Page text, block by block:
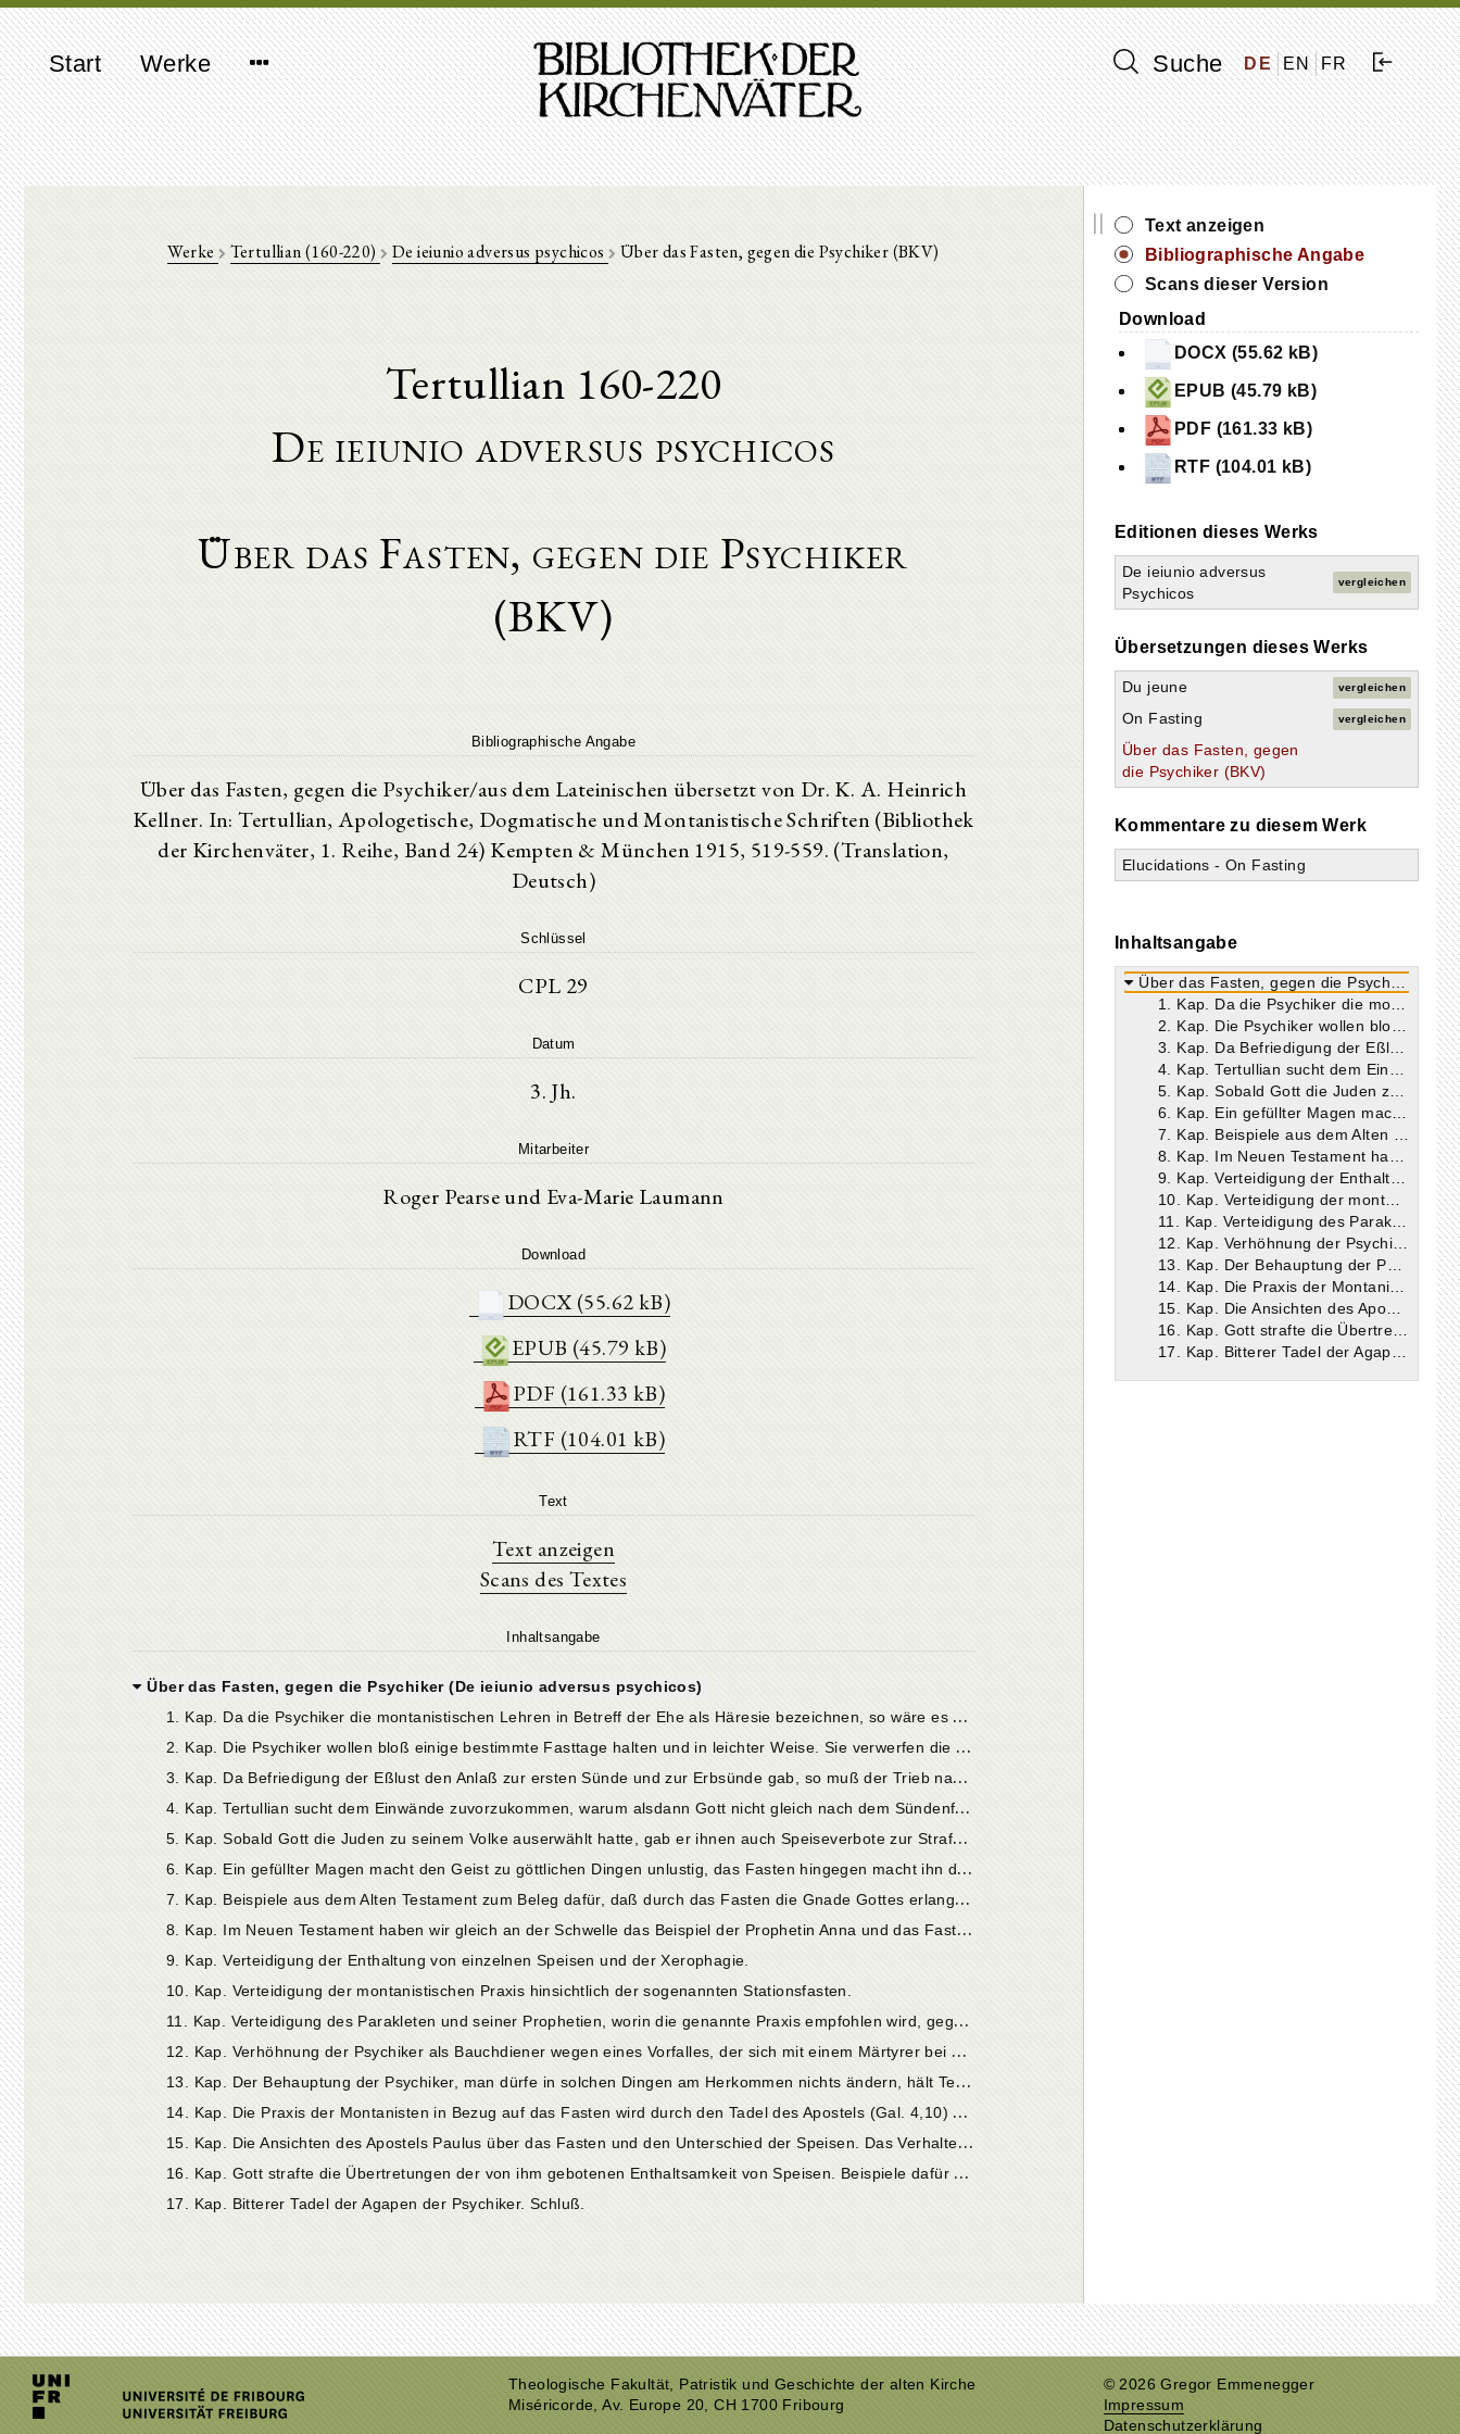
Start Werke Suche DE EN FR
Werke Tertullian (160-220) De ieiunio adversus psychicos Über das Fasten, gegen die Psychiker (BKV)
Tertullian 160-220
De ieiunio adversus psychicos
Über das Fasten, gegen die Psychiker
(BKV)
Bibliographische Angabe
Über das Fasten, gegen die Psychiker/aus dem Lateinischen übersetzt von Dr. K. A. Heinrich
Kellner. In: Tertullian, Apologetische, Dogmatische und Montanistische Schriften (Bibliothek
der Kirchenväter, 1. Reihe, Band 24) Kempten & München 1915, 519-559. (Translation,
Deutsch)
Schlüssel
CPL 29
Datum
3. Jh.
Mitarbeiter
Roger Pearse und Eva-Marie Laumann
Download
DOCX (55.62 kB)
EPUB (45.79 kB)
PDF (161.33 kB)
RTF (104.01 kB)
Text
Text anzeigen
Scans des Textes
Inhaltsangabe
Über das Fasten, gegen die Psychiker (De ieiunio adversus psychicos)
1
. Kap. Da die Psychiker die montanistischen Lehren in Betreff der Ehe als Häresie bezeichnen, so wäre es zu verwundern, wenn sie nicht dasselbe hinsichtlich der strengeren Fasten täten; denn Fleischeslust und Gaumenlust hängen aufs engste zusammen und bedingen einander.
2
. Kap. Die Psychiker wollen bloß einige bestimmte Fasttage halten und in leichter Weise. Sie verwerfen die Stationsfasten und besonders die Xerophagien als häretische Neuerung. Tertullian verhöhnt ihre Ansichten.
3
. Kap. Da Befriedigung der Eßlust den Anlaß zur ersten Sünde und zur Erbsünde gab, so muß der Trieb nach Speise und Trank in besonders energischer Weise gezügelt werden.
4
. Kap. Tertullian sucht dem Einwände zuvorzukommen, warum alsdann Gott nicht gleich nach dem Sündenfalle die sündhafte Schwäche des Menschen durch ein umfassendes Fastengebot zu heilen bestrebt gewesen sei.
5
. Kap. Sobald Gott die Juden zu seinem Volke auserwählt hatte, gab er ihnen auch Speiseverbote zur Strafe für ihre Gier.
6
. Kap. Ein gefüllter Magen macht den Geist zu göttlichen Dingen unlustig, das Fasten hingegen macht ihn dafür empfänglich.
7
. Kap. Beispiele aus dem Alten Testament zum Beleg dafür, daß durch das Fasten die Gnade Gottes erlangt wird.
8
. Kap. Im Neuen Testament haben wir gleich an der Schwelle das Beispiel der Prophetin Anna und das Fasten Christi.
9. Kap. Verteidigung der Enthaltung von einzelnen Speisen und der Xerophagie.
10. Kap. Verteidigung der montanistischen Praxis hinsichtlich der sogenannten Stationsfasten.
1
1. Kap. Verteidigung des Parakleten und seiner Prophetien, worin die genannte Praxis empfohlen wird, gegen den Vorwurf der Neuheit, der Häresie und diabolischer Inspiration.
1
2. Kap. Verhöhnung der Psychiker als Bauchdiener wegen eines Vorfalles, der sich mit einem Märtyrer bei der letzten Verfolgung zugetragen haben soll.
1
3. Kap. Der Behauptung der Psychiker, man dürfe in solchen Dingen am Herkommen nichts ändern, hält Tertullian ihre eigene Praxis entgegen, wonach die Bischöfe Fasttage anordnen. Auch bei Abhaltung von Konzilien wird gefastet. Die Konzilien in den griechischen Landesteilen.
1
4. Kap. Die Praxis der Montanisten in Bezug auf das Fasten wird durch den Tadel des Apostels (Gal. 4,10) nicht getroffen. Sie unterscheidet sich nicht einmal wesentlich von der der Psychiker oder überhaupt der in der Kirche herkömmlichen Praxis.
1
5. Kap. Die Ansichten des Apostels Paulus über das Fasten und den Unterschied der Speisen. Das Verhalten des Herrn in dieser Hinsicht.
1
6. Kap. Gott strafte die Übertretungen der von ihm gebotenen Enthaltsamkeit von Speisen. Beispiele dafür aus dem Alten Testament. Sogar Heiden und Juden üben sie und stehen darin über den Psychikern.
17. Kap. Bitterer Tadel der Agapen der Psychiker. Schluß.
||
Text anzeigen
Bibliographische Angabe
Scans dieser Version
Download
DOCX (55.62 kB)
EPUB (45.79 kB)
PDF (161.33 kB)
RTF (104.01 kB)
Editionen dieses Werks
De ieiunio adversus
Psychicos
vergleichen
Übersetzungen dieses Werks
Du jeune vergleichen
On Fasting vergleichen
Über das Fasten, gegen
die Psychiker (BKV)
Kommentare zu diesem Werk
Elucidations - On Fasting
Inhaltsangabe
Über das Fasten, gegen die Psychiker (De ieiunio adversus psychicos)
Theologische Fakultät, Patristik und Geschichte der alten Kirche
Miséricorde, Av. Europe 20, CH 1700 Fribourg
© 2026 Gregor Emmenegger
Impressum
Datenschutzerklärung